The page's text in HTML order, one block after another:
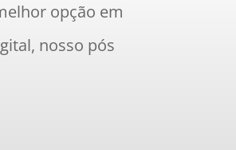
opção em
nosso pós